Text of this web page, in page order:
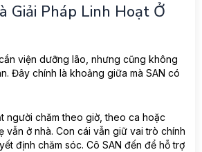
Giải Pháp Linh Hoạt Ở
viện dưỡng lão, nhưng cũng không
Đây chính là khoảng giữa mà SAN có
người chăm theo giờ, theo ca hoặc
vẫn ở nhà. Con cái vẫn giữ vai trò chính
định chăm sóc. Cô SAN đến để hỗ trợ